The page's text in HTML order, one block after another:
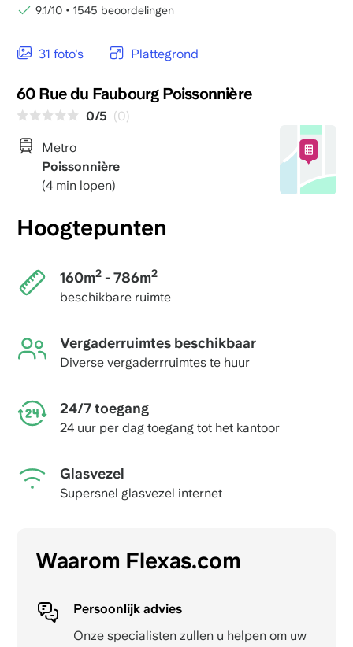
31 foto's Plattegrond
60 Rue du Faubourg Poissonnière
0/5 (0)
Metro
Poissonnière
(4 min lopen)
Hoogtepunten
160m2- 786m2
beschikbare ruimte
Vergaderruimtes beschikbaar
Diverse vergaderrruimtes te huur
24/7 toegang
24 uur per dag toegang tot het kantoor
Glasvezel
Supersnel glasvezel internet
Waarom Flexas.com
Persoonlijk advies
Onze specialisten zullen u helpen om uw
9.1/10 • 1545 beoordelingen